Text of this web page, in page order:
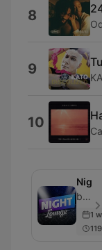
8
9
10
bigFM - Episodio 500
1